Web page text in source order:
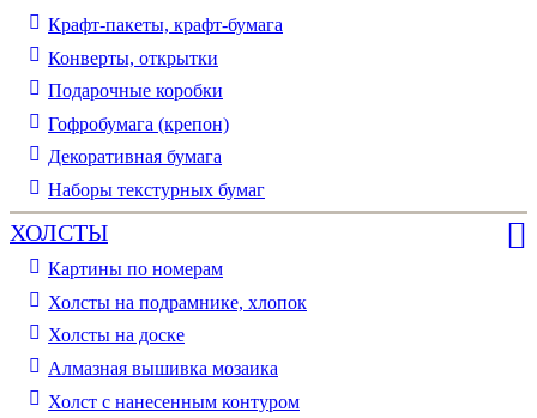
Крафт-пакеты, крафт-бумага
Конверты, открытки
Подарочные коробки
Гофробумага (крепон)
Декоративная бумага
Наборы текстурных бумаг
ХОЛСТЫ
Картины по номерам
Холсты на подрамнике, хлопок
Холсты на доске
Алмазная вышивка мозаика
Холст с нанесенным контуром